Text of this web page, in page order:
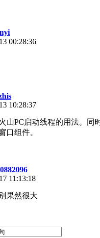
00:28:36
10:28:37
山PC启动线程的用法。同
口组件。
11:13:18
果然很大